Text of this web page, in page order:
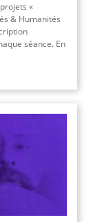
«
& Humanités
séance. En